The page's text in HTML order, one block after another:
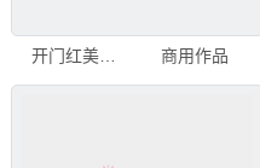
开门红美陈拍照框 商用作品